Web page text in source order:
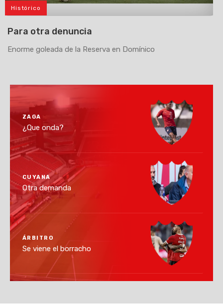
Histórico
Para otra denuncia
Enorme goleada de la Reserva en Domínico
ZAGA
¿Que onda?
CUYANA
Otra demanda
ÁRBITRO
Se viene el borracho